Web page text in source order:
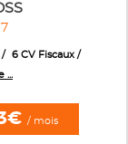
6 CV Fiscaux
...
/ mois